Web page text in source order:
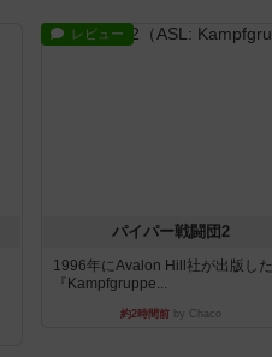
レビュー
パイパー戦闘団2
1996年にAvalon Hill社が出版した
『Kampfgruppe...
約2時間前 by Chaco